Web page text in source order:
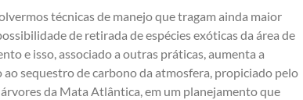
técnicas de manejo que tragam ainda maior
de retirada de espécies exóticas da área de
e isso, associado a outras práticas, aumenta a
sequestro de carbono da atmosfera, propiciado pelo
da Mata Atlântica, em um planejamento que